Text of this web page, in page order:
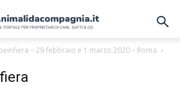
– 29 febbraio e 1 marzo 2020 – Roma